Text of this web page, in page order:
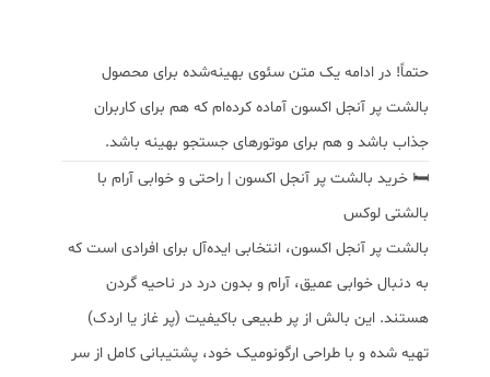
حتماً! در ادامه یک متن سئوی بهینه‌شده برای محصول
بالشت پر آنجل اکسون آماده کرده‌ام که هم برای کاربران
جذاب باشد و هم برای موتورهای جستجو بهینه باشد.
🛏️ خرید بالشت پر آنجل اکسون | راحتی و خوابی آرام با
بالشتی لوکس
بالشت پر آنجل اکسون، انتخابی ایده‌آل برای افرادی است که
به دنبال خوابی عمیق، آرام و بدون درد در ناحیه گردن
هستند. این بالش از پر طبیعی باکیفیت (پر غاز یا اردک)
تهیه شده و با طراحی ارگونومیک خود، پشتیبانی کامل از سر